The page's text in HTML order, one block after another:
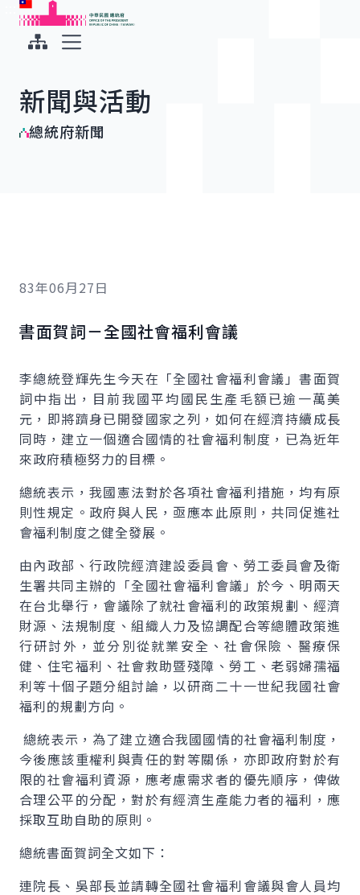
跳到主要內容
中華民國總統府
新聞與活動
總統府新聞
83年06月27日
書面賀詞－全國社會福利會議
李總統登輝先生今天在「全國社會福利會議」書面賀
詞中指出，目前我國平均國民生產毛額已逾一萬美
元，即將躋身已開發國家之列，如何在經濟持續成長
同時，建立一個適合國情的社會福利制度，已為近年
來政府積極努力的目標。
總統表示，我國憲法對於各項社會福利措施，均有原
則性規定。政府與人民，亟應本此原則，共同促進社
會福利制度之健全發展。
由內政部、行政院經濟建設委員會、勞工委員會及衛
生署共同主辦的「全國社會福利會議」於今、明兩天
在台北舉行，會議除了就社會福利的政策規劃、經濟
財源、法規制度、組織人力及協調配合等總體政策進
行研討外，並分別從就業安全、社會保險、醫療保
健、住宅福利、社會救助暨殘障、勞工、老弱婦孺福
利等十個子題分組討論，以研商二十一世紀我國社會
福利的規劃方向。
總統表示，為了建立適合我國國情的社會福利制度，
今後應該重權利與責任的對等關係，亦即政府對於有
限的社會福利資源，應考慮需求者的優先順序，俾做
合理公平的分配，對於有經濟生產能力者的福利，應
採取互助自助的原則。
總統書面賀詞全文如下：
連院長、吳部長並請轉全國社會福利會議與會人員均